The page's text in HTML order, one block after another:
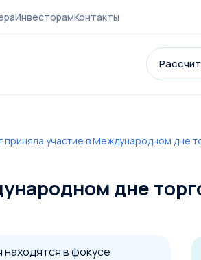
ИнвесторамКонтакты
КарьераАкции и партнеры
приняла участие в Международном дне
дне
в фокусе